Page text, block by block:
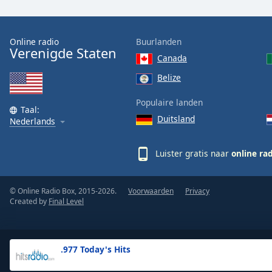
Text
Opacity
Background
.977 Today's Hits
Online radio
Verenigde Staten
Taal:
Nederlands
Buurlanden
Canada
Belize
Populaire landen
Duitsland
Luister gratis naar online
© Online Radio Box, 2015-2026.
Created by Final Level
Voorwaarden Privacy